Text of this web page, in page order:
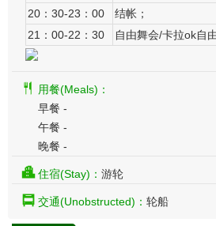
20：30-23：00
结帐；
21：00-22：30
自由舞会/卡拉ok自
用餐(Meals)：
早餐 -
午餐 -
晚餐 -
住宿(Stay)： 游轮
交通(Unobstructed)： 轮船